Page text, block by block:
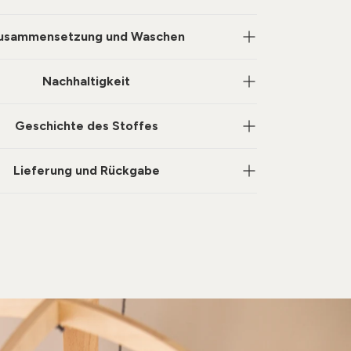
und Waschen
Nachhaltigkeit
Geschichte des Stoffes
Lieferung und Rückgabe